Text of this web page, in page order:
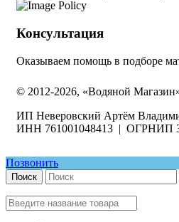
Консультация
Оказываем помощь в подборе
© 2012-2026, «Водяной
ИП Неверовский Артём
ИНН 761001048413 | ОГРНИП
Позвонить
Поиск